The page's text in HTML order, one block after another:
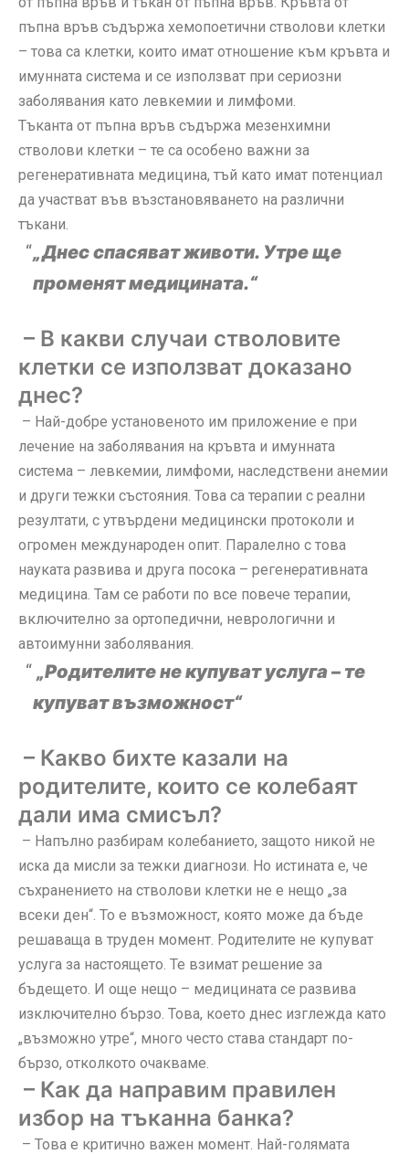
пъпна връв съдържа хемопоетични стволови клетки
– това са клетки, които имат отношение към кръвта и
имунната система и се използват при сериозни
заболявания като левкемии и лимфоми.
Тъканта от пъпна връв съдържа мезенхимни
стволови клетки – те са особено важни за
регенеративната медицина, тъй като имат потенциал
да участват във възстановяването на различни
тъкани.
„Днес спасяват животи. Утре ще
променят медицината.“
– В какви случаи стволовите
клетки се използват доказано
днес?
– Най-добре установеното им приложение е при
лечение на заболявания на кръвта и имунната
система – левкемии, лимфоми, наследствени анемии
и други тежки състояния. Това са терапии с реални
резултати, с утвърдени медицински протоколи и
огромен международен опит. Паралелно с това
науката развива и друга посока – регенеративната
медицина. Там се работи по все повече терапии,
включително за ортопедични, неврологични и
автоимунни заболявания.
„Родителите не купуват услуга – те
купуват възможност“
– Какво бихте казали на
родителите, които се колебаят
дали има смисъл?
– Напълно разбирам колебанието, защото никой не
иска да мисли за тежки диагнози. Но истината е, че
съхранението на стволови клетки не е нещо „за
всеки ден“. То е възможност, която може да бъде
решаваща в труден момент. Родителите не купуват
услуга за настоящето. Те взимат решение за
бъдещето. И още нещо – медицината се развива
изключително бързо. Това, което днес изглежда като
„възможно утре“, много често става стандарт по-
бързо, отколкото очакваме.
– Как да направим правилен
избор на тъканна банка?
– Това е критично важен момент. Най-голямата